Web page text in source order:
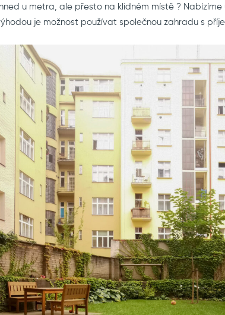
u metra, ale přesto na klidném místě ?
je možnost používat společnou zahradu s